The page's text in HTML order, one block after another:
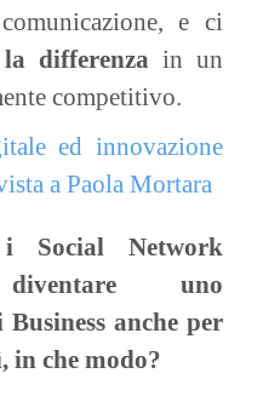
e ci
differenza in un
competitivo.
Social Network
uno
anche per
in che modo?